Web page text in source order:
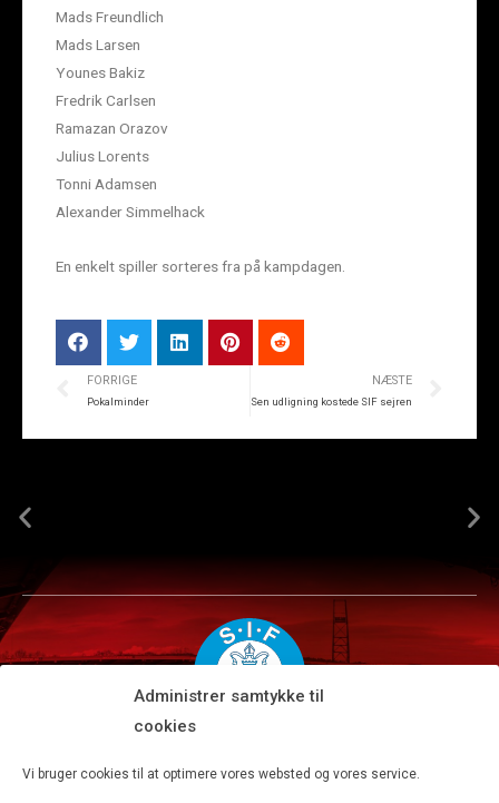
Administrer samtykke til
cookies
Vi bruger cookies til at optimere vores websted og vores service.
Mads Freundlich
Mads Larsen
Younes Bakiz
Fredrik Carlsen
Ramazan Orazov
Julius Lorents
Tonni Adamsen
Alexander Simmelhack
En enkelt spiller sorteres fra på kampdagen.
FORRIGE
Pokalminder
NÆSTE
Sen udligning kostede SIF sejren
Tlf 8680 4477 · Fax 8680 4647 · Kontortid man-fre kl. 9-15